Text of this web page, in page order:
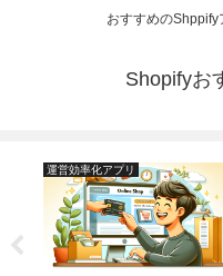
おすすめの
Shopifyお
運営効率化アプリ